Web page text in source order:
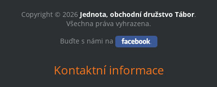
Copyright © 2026 Jednota, obchodní družstvo Tábor.
Všechna práva vyhrazena.
Buďte s námi na
Kontaktní informace